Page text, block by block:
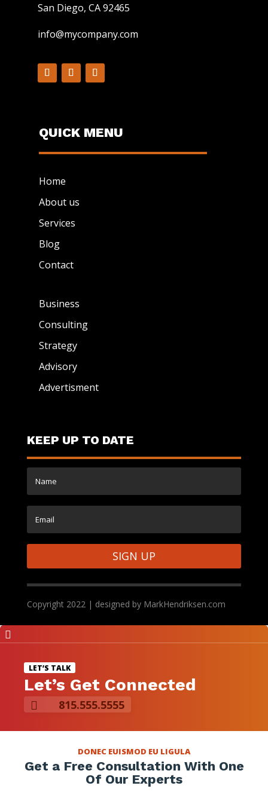
San Diego, CA 92465
info@mycompany.com
QUICK MENU
Home
About us
Services
Blog
Contact
Business
Consulting
Strategy
Advisory
Advertisment
KEEP UP TO DATE
SIGN UP
Copyright 2022 | designed by MarkHendriksen.com

LET’S TALK
Let’s Get Connected
 815.555.5555
DONEC EUISMOD EU LIGULA
Get a Free Consultation With One
Of Our Experts